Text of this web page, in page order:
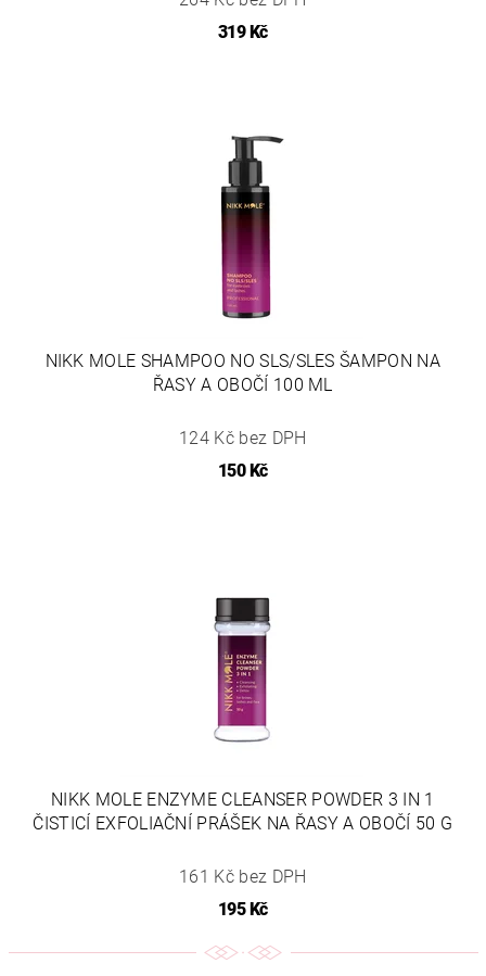
319 Kč
NIKK MOLE SHAMPOO NO SLS/SLES ŠAMPON NA
ŘASY A OBOČÍ 100 ML
124 Kč bez DPH
150 Kč
NIKK MOLE ENZYME CLEANSER POWDER 3 IN 1
ČISTICÍ EXFOLIAČNÍ PRÁŠEK NA ŘASY A OBOČÍ 50 G
161 Kč bez DPH
195 Kč